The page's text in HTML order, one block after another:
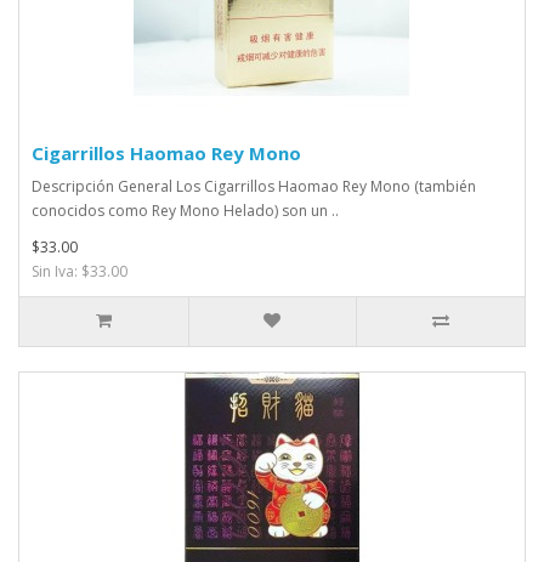
Cigarrillos Haomao Rey Mono
Descripción General Los Cigarrillos Haomao Rey Mono (también
conocidos como Rey Mono Helado) son un ..
$33.00
Sin Iva: $33.00